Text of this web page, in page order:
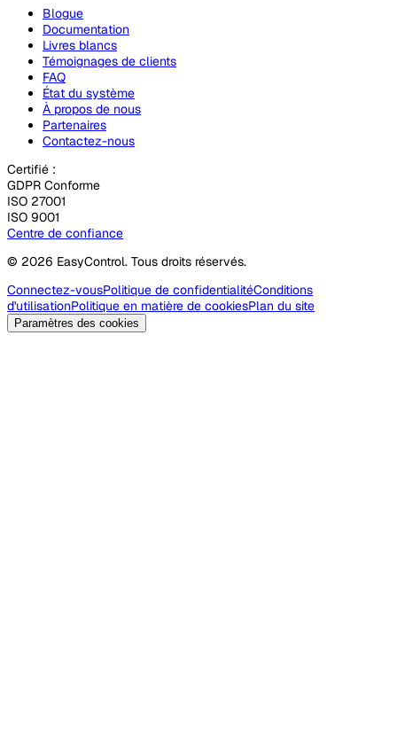
Blogue
Documentation
Livres blancs
Témoignages de clients
FAQ
État du système
À propos de nous
Partenaires
Contactez-nous
Certifié :
GDPR Conforme
ISO 27001
ISO 9001
Centre de confiance
© 2026 EasyControl. Tous droits réservés.
Connectez-vousPolitique de confidentialitéConditions
d'utilisationPolitique en matière de cookiesPlan du site
Paramètres des cookies